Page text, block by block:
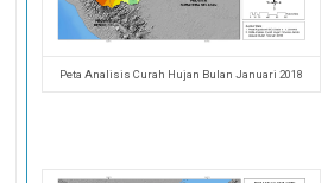
Peta Analisis Curah Hujan Bulan Januari 2018